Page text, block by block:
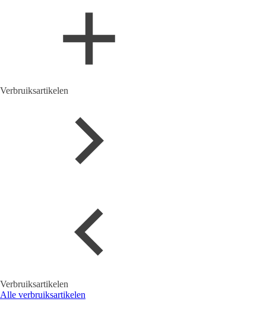
Verbruiksartikelen
Verbruiksartikelen
Alle verbruiksartikelen